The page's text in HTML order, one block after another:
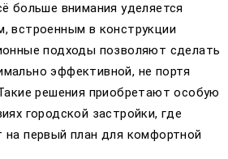
больше внимания уделяется
встроенным в конструкции
подходы позволяют сделать
эффективной, не портя
решения приобретают особую
городской застройки, где
первый план для комфортной